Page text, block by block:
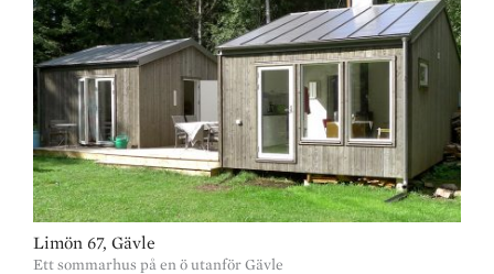
Limön 67, Gävle
Ett sommarhus på en ö utanför Gävle